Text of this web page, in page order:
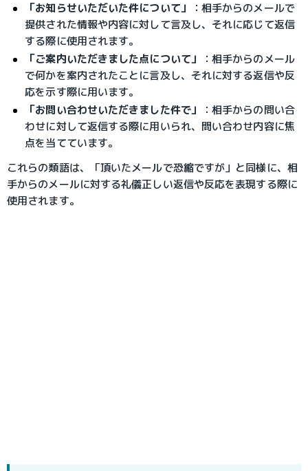
「お知らせいただいた件について」
： 相手からのメールで
提供された情報や内容に対して言及し、それに応じて返信
する際に使用されます。
「ご案内いただきました点について」
：相手からのメール
で何かを案内されたことに言及し、それに対する返信や反
応を示す際に用います。
「お問い合わせいただきました件で」
：相手からの問い合
わせに対して返信する際に用いられ、問い合わせ内容に焦
点を当てています。
これらの類語は、「頂いたメールで恐縮ですが」と同様に、相
手からのメールに対する礼儀正しい返信や反応を表現する際に
使用されます。